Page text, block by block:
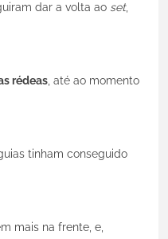
dar a volta ao set,
rédeas , até ao momento
tinham conseguido
mais na frente, e,